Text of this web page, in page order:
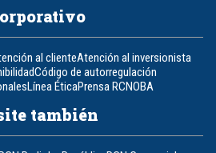
al clienteAtención al inversionista
Código de autorregulación
Línea ÉticaPrensa RCNOBA
también